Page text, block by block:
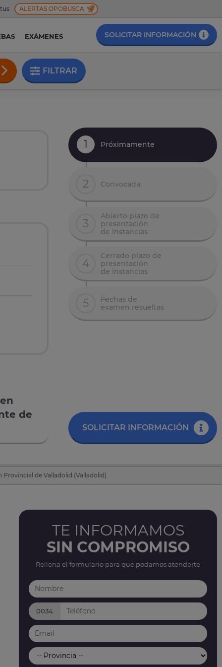
ALERTAS OPOBUSCA
EXÁMENES SOLICITAR INFORMACIÓN
FILTRAR
de
1 Próximamente
2 Convocada
3
Abierto plazo de
presentación
de instancias
4
Cerrado plazo de
presentación
de instancias
5
Fechas de
examen resueltas
SOLICITAR INFORMACIÓN
de Valladolid (Valladolid)
TE INFORMAMOS
SIN COMPROMISO
Rellena el formulario para que podamos atenderte
0034